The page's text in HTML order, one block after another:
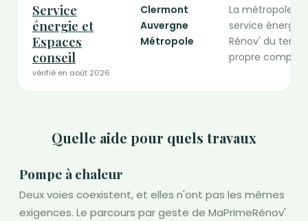
Service
énergie et
Espaces
conseil
vérifié en août 2026
Clermont
Auvergne
Métropole
La métropole
service énergie
Rénov' du
propre
Quelle aide pour quels travaux
Pompe à chaleur
Deux voies coexistent, et elles n'ont pas les mêmes
exigences. Le parcours par geste de MaPrimeRénov'